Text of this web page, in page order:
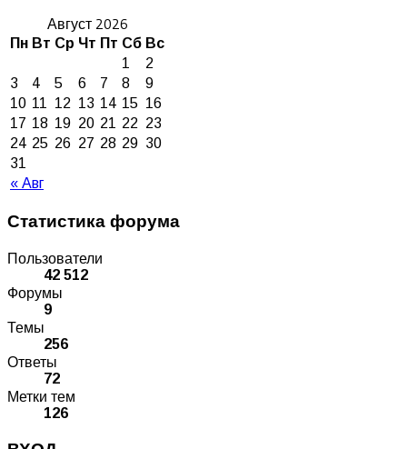
Август 2026
Пн Вт Ср Чт Пт Сб Вс
« Авг
1
2
3
4 5 6 7 8
9
10 11 12 13 14 15 16
17 18 19 20 21 22 23
24 25 26 27 28 29 30
31
Статистика форума
Пользователи
42 512
Форумы
9
Темы
256
Ответы
72
Метки тем
126